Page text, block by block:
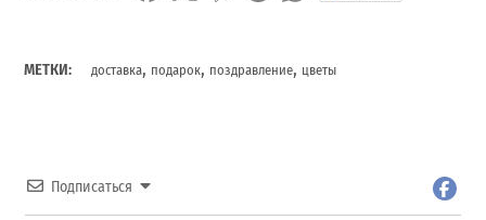
МЕТКИ: доставка, подарок, поздравление, цветы
Подписаться